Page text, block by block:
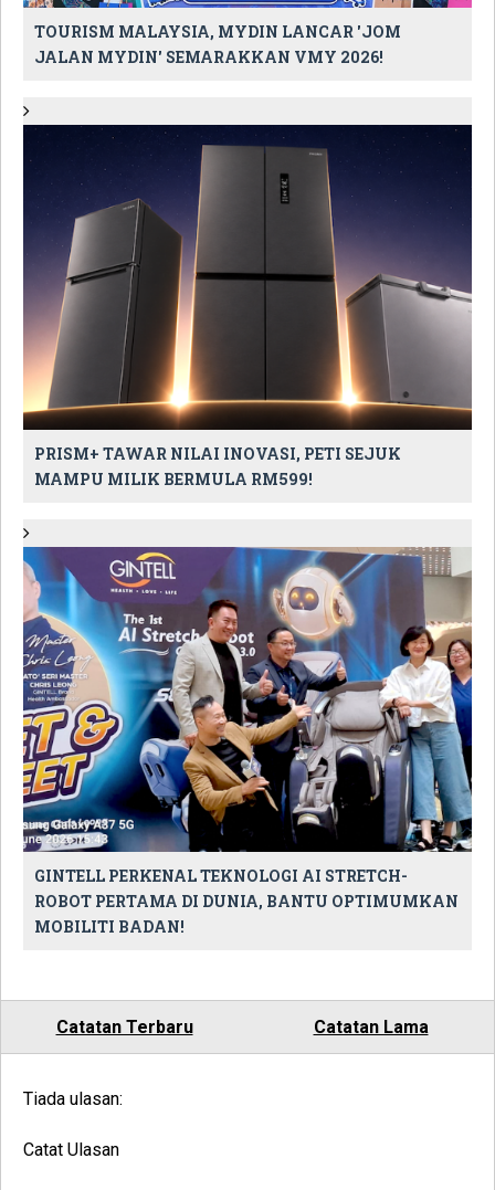
TOURISM MALAYSIA, MYDIN LANCAR 'JOM
JALAN MYDIN' SEMARAKKAN VMY 2026!
PRISM+ TAWAR NILAI INOVASI, PETI SEJUK
MAMPU MILIK BERMULA RM599!
GINTELL PERKENAL TEKNOLOGI AI STRETCH-
ROBOT PERTAMA DI DUNIA, BANTU OPTIMUMKAN
MOBILITI BADAN!
Catatan Terbaru Catatan Lama
Tiada ulasan:
Catat Ulasan